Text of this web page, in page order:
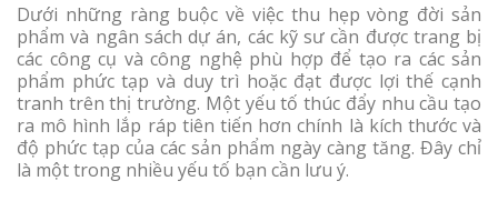
Dưới những ràng buộc về việc thu hẹp vòng đời sản
phẩm và ngân sách dự án, các kỹ sư cần được trang bị
các công cụ và công nghệ phù hợp để tạo ra các sản
phẩm phức tạp và duy trì hoặc đạt được lợi thế cạnh
tranh trên thị trường. Một yếu tố thúc đẩy nhu cầu tạo
ra mô hình lắp ráp tiên tiến hơn chính là kích thước và
độ phức tạp của các sản phẩm ngày càng tăng. Đây chỉ
là một trong nhiều yếu tố bạn cần lưu ý.